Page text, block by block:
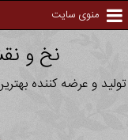
منوی سایت
نخ و
تولید و عرضه کننده